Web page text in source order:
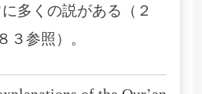
多くの説がある（２
参照）。